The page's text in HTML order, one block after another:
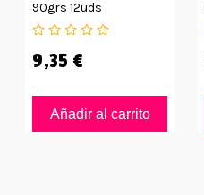
90grs 12uds
9,35 €
Añadir al carrito